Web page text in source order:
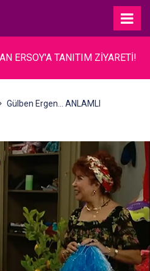
ERSOY'A TANITIM ZİYARETİ!
Gülben Ergen... ANLAMLI